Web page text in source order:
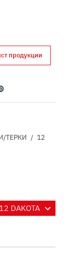
продукции
ТЕРКИ / 12